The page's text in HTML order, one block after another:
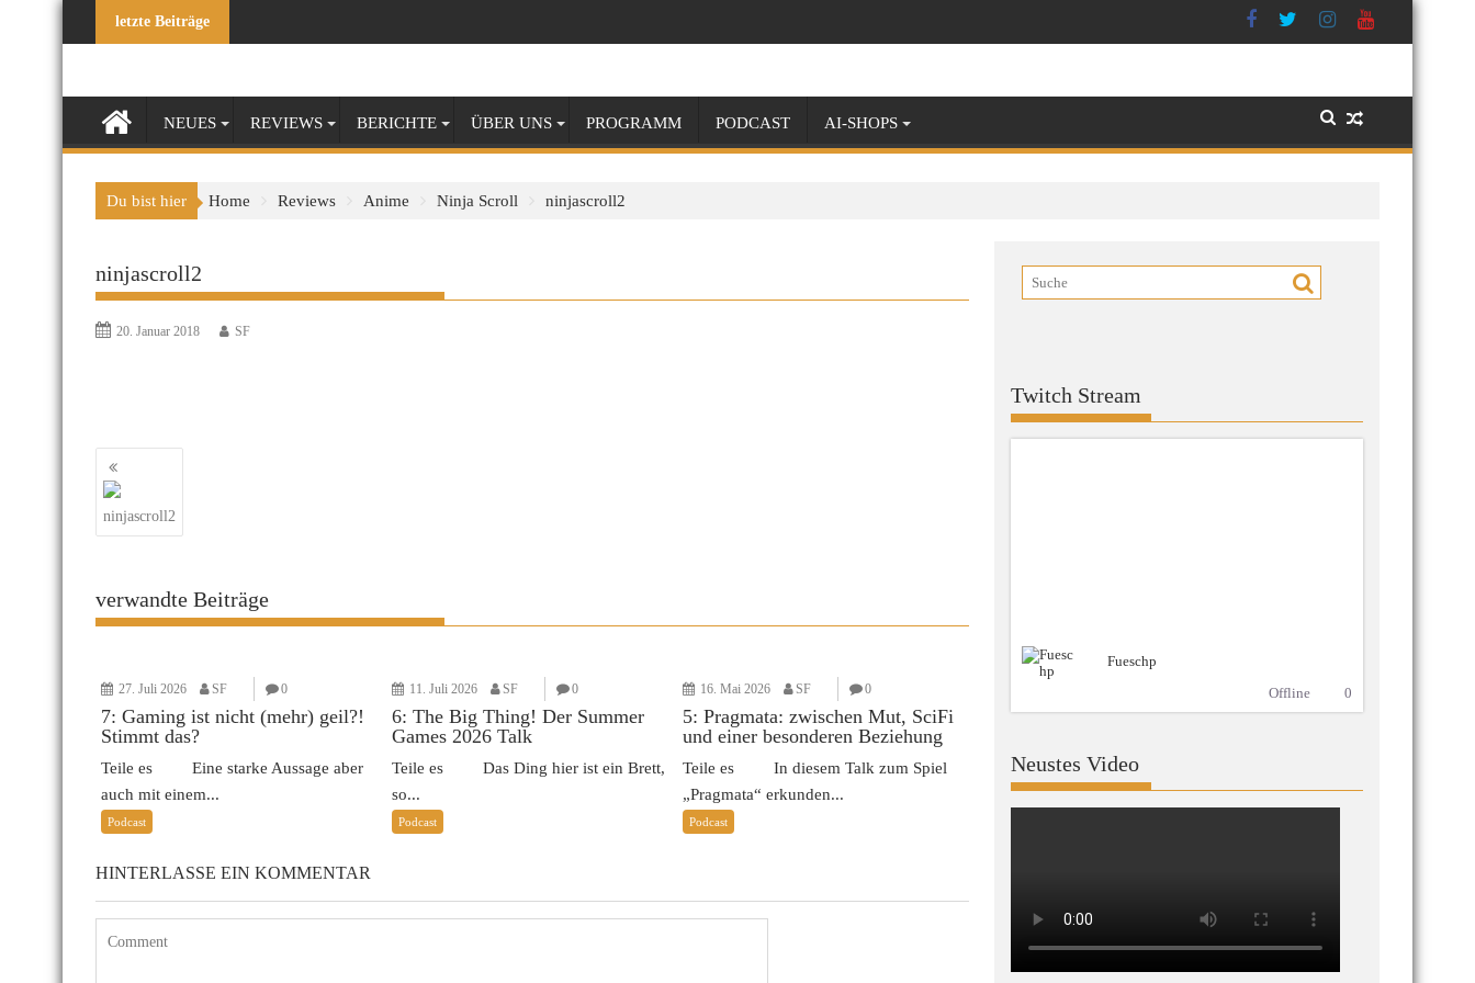
letzte Beiträge
NEUES REVIEWS BERICHTE ÜBER UNS PROGRAMM PODCAST AI-SHOPS
Du bist hier Home Reviews Anime Ninja Scroll ninjascroll2
ninjascroll2
20. Januar 2018 SF
Beitragsnavigation
ninjascroll2
verwandte Beiträge
27. Juli 2026 SF 0
7: Gaming ist nicht (mehr) geil?!
Stimmt das?
Teile es Eine starke Aussage aber
auch mit einem...
Podcast
11. Juli 2026 SF 0
6: The Big Thing! Der Summer
Games 2026 Talk
Teile es Das Ding hier ist ein Brett,
so...
Podcast
16. Mai 2026 SF 0
5: Pragmata: zwischen Mut, SciFi
und einer besonderen Beziehung
Teile es In diesem Talk zum Spiel
„Pragmata“ erkunden...
Podcast
HINTERLASSE EIN KOMMENTAR
Twitch Stream
Fueschp
Offline
0
Neustes Video